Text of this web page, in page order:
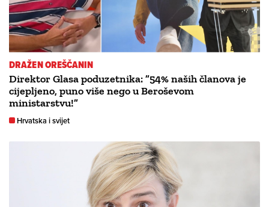
DRAŽEN OREŠČANIN
Direktor Glasa poduzetnika: ”54% naših članova je
cijepljeno, puno više nego u Beroševom
ministarstvu!”
Hrvatska i svijet